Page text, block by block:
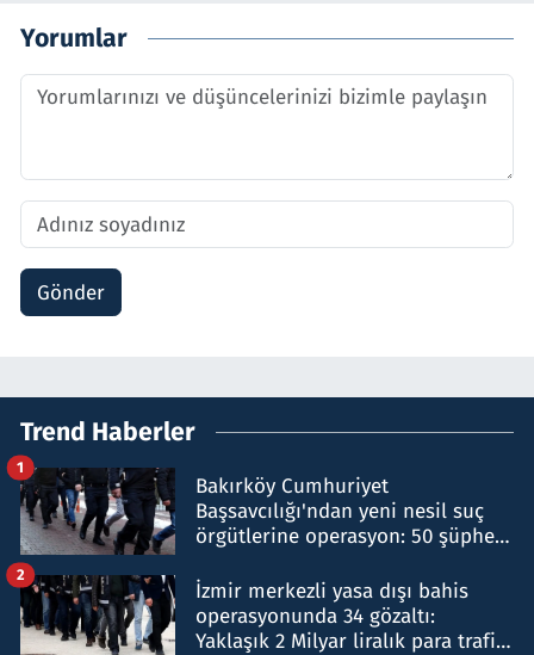
Yorumlar
Gönder
Trend Haberler
Bakırköy Cumhuriyet
Başsavcılığı'ndan yeni nesil suç
örgütlerine operasyon: 50 şüpheli
1
İzmir merkezli yasa dışı bahis
operasyonunda 34 gözaltı:
Yaklaşık 2 Milyar liralık para trafiği
2